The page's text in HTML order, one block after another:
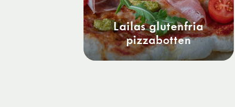
Lailas glutenfria
pizzabotten